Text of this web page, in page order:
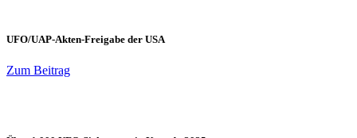
UFO/UAP-Akten-Freigabe der USA
Zum Beitrag